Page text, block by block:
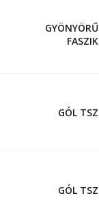
GYÖNYÖRŰ
FASZIK
GÓL TSZ
GÓL TSZ